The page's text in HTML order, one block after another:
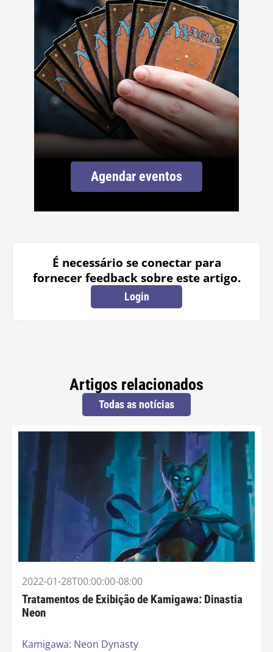
Agendar eventos
É necessário se conectar para
fornecer feedback sobre este artigo.
Login
Artigos relacionados
Todas as notícias
2022-01-28T00:00:00-08:00
Tratamentos de Exibição de Kamigawa: Dinastia
Neon
Kamigawa: Neon Dynasty